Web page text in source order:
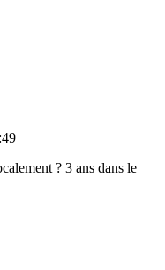
? 3 ans dans le